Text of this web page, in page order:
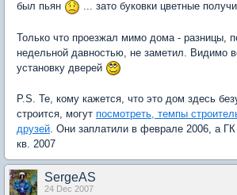
был пьян
... зато буковки цветные
Только что проезжал мимо дома - разницы,
недельной давностью, не заметил. Видимо
установку дверей
P.S. Те, кому кажется, что это дом здесь
строится, могут посмотреть, темпы
друзей. Они заплатили в феврале 2006, а
кв. 2007
SergeAS
24 Dec 2007